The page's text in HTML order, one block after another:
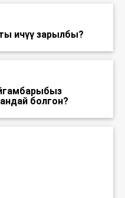
ичүү зарылбы?
болгон?